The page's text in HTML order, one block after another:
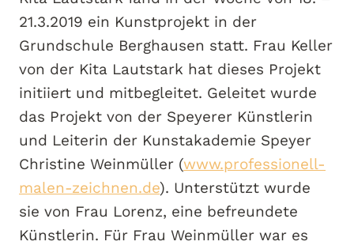
21.3.2019 ein Kunstprojekt in der
Grundschule Berghausen statt. Frau Keller
von der Kita Lautstark hat dieses Projekt
initiiert und mitbegleitet. Geleitet wurde
das Projekt von der Speyerer Künstlerin
und Leiterin der Kunstakademie Speyer
Christine Weinmüller (www.professionell-
malen-zeichnen.de). Unterstützt wurde
sie von Frau Lorenz, eine befreundete
Künstlerin. Für Frau Weinmüller war es